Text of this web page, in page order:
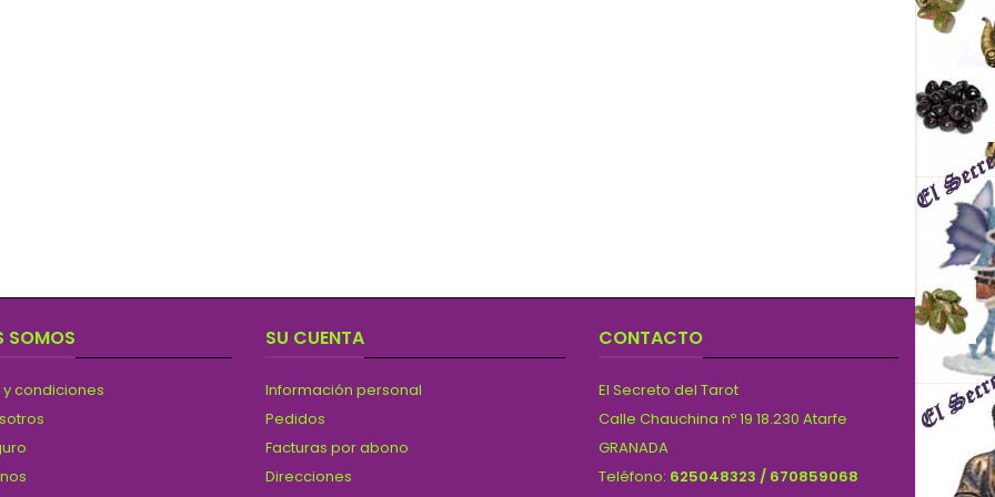
SOMOS
condiciones
SU CUENTA
Información personal
Pedidos
Facturas por abono
Direcciones
CONTACTO
El Secreto del Tarot
Calle Chauchina nº 19 18.230 Atarfe
GRANADA
Teléfono: 625048323 / 670859068